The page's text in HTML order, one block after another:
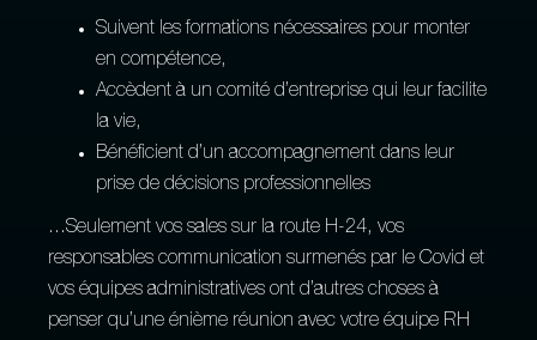
Suivent les formations nécessaires pour monter
en compétence,
Accèdent à un comité d’entreprise qui leur facilite
la vie,
Bénéficient d’un accompagnement dans leur
prise de décisions professionnelles
...Seulement vos sales sur la route H-24, vos
responsables communication surmenés par le Covid et
vos équipes administratives ont d’autres choses à
penser qu’une énième réunion avec votre équipe RH